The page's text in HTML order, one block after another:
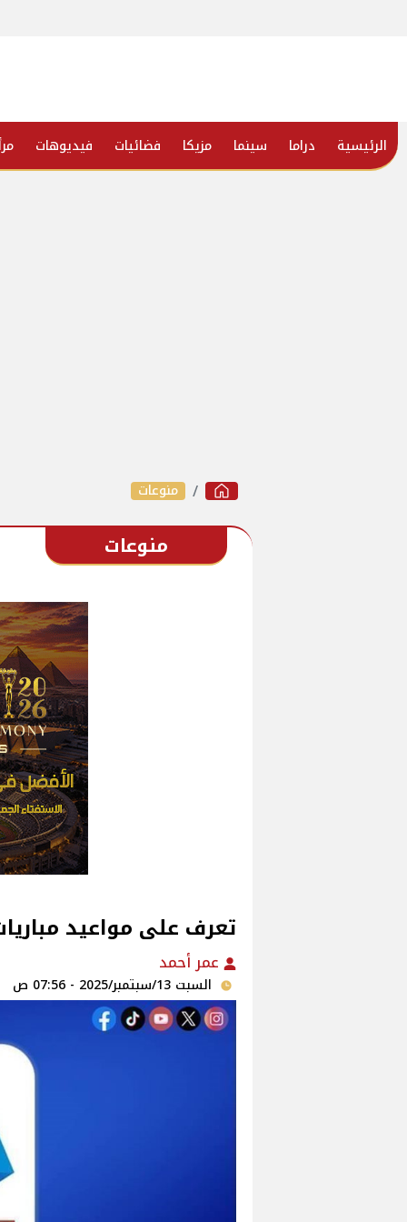
الرئيسية دراما سينما مزيكا فضائيات فيديوهات
منوعات
منوعات
تعرف على مواعيد
عمر أحمد
السبت 13/سبتمبر/2025 - 07:56 ص